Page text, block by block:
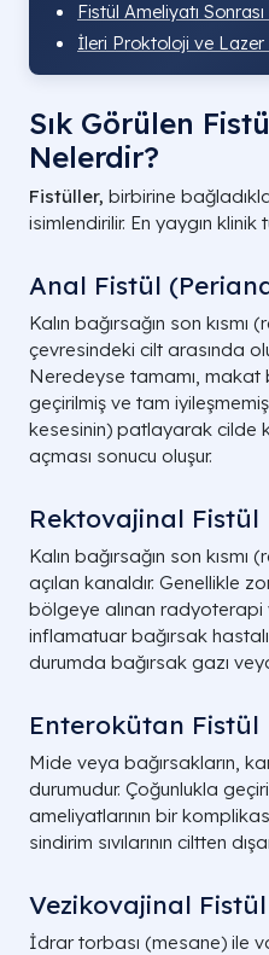
Fistül Ameliyatı
İleri Proktoloji ve Lazer
Sık Görülen
Nelerdir?
Fistüller, birbirine
isimlendirilir. En yaygın klinik
Anal Fistül
Kalın bağırsağın son
çevresindeki cilt arasında
Neredeyse tamamı,
geçirilmiş ve tam
kesesinin) patlayarak cilde
açması sonucu oluşur.
Rektovajinal Fistül
Kalın bağırsağın son
açılan kanaldır. Genellikle
bölgeye alınan radyoterapi
inflamatuar bağırsak
durumda bağırsak gazı
Enterokütan Fistül
Mide veya bağırsakların,
durumudur. Çoğunlukla
ameliyatlarının bir
sindirim sıvılarının ciltten
Vezikovajinal Fistül
İdrar torbası (mesane) ile